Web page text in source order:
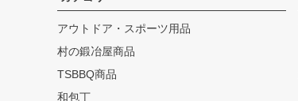
アウトドア・スポーツ用品
村の鍛冶屋商品
TSBBQ商品
和包丁